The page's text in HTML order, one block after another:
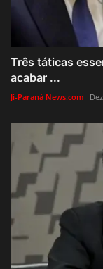
Três táticas
acabar ...
Ji-Paraná News.com